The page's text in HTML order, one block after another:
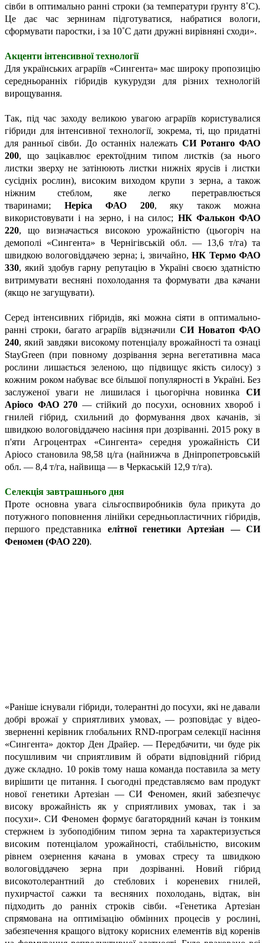
сівби в оптимально ранні строки (за температури ґрунту 8˚С).
Це дає час зернинам підготуватися, набратися вологи,
сформувати паростки, і за 10˚С дати дружні вирівняні сходи».
Акценти інтенсивної технології
Для українських аграріїв «Сингента» має широку пропозицію
середньоранніх гібридів кукурудзи для різних технологій
вирощування.
Так, під час заходу великою увагою аграріїв користувалися
гібриди для інтенсивної технології, зокрема, ті, що придатні
для ранньої сівби. До останніх належать СИ Ротанго ФАО
200, що зацікавлює еректоїдним типом листків (за нього
листки зверху не затінюють листки нижніх ярусів і листки
сусідніх рослин), високим виходом крупи з зерна, а також
ніжним стеблом, яке легко перетравлюється
тваринами; Неріса ФАО 200, яку також можна
використовувати і на зерно, і на силос; НК Фалькон ФАО
220, що визначається високою урожайністю (цьогоріч на
демополі «Сингента» в Чернігівській обл. — 13,6 т/га) та
швидкою вологовіддачею зерна; і, звичайно,НК Термо ФАО
330, який здобув гарну репутацію в Україні своєю здатністю
витримувати весняні похолодання та формувати два качани
(якщо не загущувати).
Серед інтенсивних гібридів, які можна сіяти в оптимально-
ранні строки, багато аграріїв відзначили СИ Новатоп ФАО
240, який завдяки високому потенціалу врожайності та ознаці
StayGreen (при повному дозрівання зерна вегетативна маса
рослини лишається зеленою, що підвищує якість силосу) з
кожним роком набуває все більшої популярності в Україні. Без
заслуженої уваги не лишилася і цьогорічна новинка СИ
Аріосо ФАО 270 — стійкий до посухи, основних хвороб і
гнилей гібрид, схильний до формування двох качанів, зі
швидкою вологовіддачею насіння при дозріванні. 2015 року в
п'яти Агроцентрах «Сингента» середня урожайність СИ
Аріосо становила 98,58 ц/га (найнижча в Дніпропетровській
обл. — 8,4 т/га, найвища — в Черкаській 12,9 т/га).
Селекція завтрашнього дня
Проте основна увага сільгоспвиробників була прикута до
потужного поповнення лінійки середньопластичних гібридів,
першого представника елітної генетики Артезіан — СИ
Феномен (ФАО 220).
«Раніше існували гібриди, толерантні до посухи, які не давали
добрі врожаї у сприятливих умовах, — розповідає у відео-
зверненні керівник глобальних RND-програм селекції насіння
«Сингента» доктор Ден Драйер. — Передбачити, чи буде рік
посушливим чи сприятливим й обрати відповідний гібрид
дуже складно. 10 років тому наша команда поставила за мету
вирішити це питання. І сьогодні представляємо вам продукт
нової генетики Артезіан — СИ Феномен, який забезпечує
високу врожайність як у сприятливих умовах, так і за
посухи». СИ Феномен формує багаторядний качан із тонким
стержнем із зубоподібним типом зерна та характеризується
високим потенціалом урожайності, стабільністю, високим
рівнем озернення качана в умовах стресу та швидкою
вологовіддачею зерна при дозріванні. Новий гібрид
високотолерантний до стеблових і кореневих гнилей,
пухирчастої сажки та весняних похолодань, відтак, він
підходить до ранніх строків сівби. «Генетика Артезіан
спрямована на оптимізацію обмінних процесів у рослині,
забезпечення кращого відтоку корисних елементів від коренів